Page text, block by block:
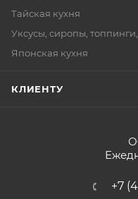
Тайская кухня
Уксусы, сиропы,
Японская кухня
КЛИЕНТУ
+7